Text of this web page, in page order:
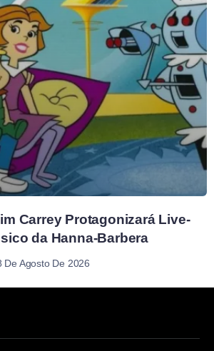
Carrey Protagonizará Live-
da Hanna-Barbera
De Agosto De 2026